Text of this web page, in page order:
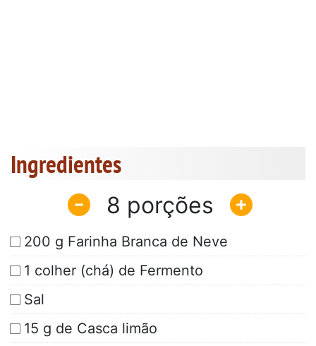
Ingredientes
8
200 g Farinha Branca de Neve
1 colher (chá) de Fermento
Sal
15 g de Casca limão